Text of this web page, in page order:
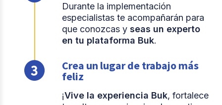
Durante la implementación
especialistas te acompañarán para
que conozcas yseas un experto
en tu plataforma Buk.
Crea un lugar de trabajo más
feliz
¡Vive la experiencia Buk, fortalece